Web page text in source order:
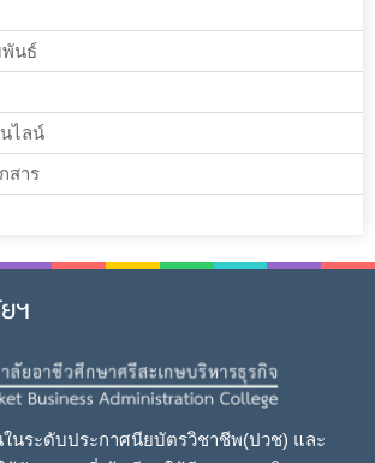
นธ์
ไลน์
สาร
ฯ
ในระดับประกาศนียบัตรวิชาชีพ(ปวช) และ